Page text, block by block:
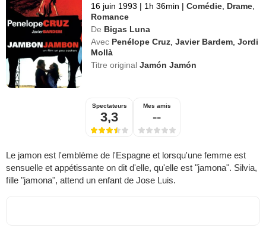
16 juin 1993 | 1h 36min | Comédie Drame
Romance
De Bigas Luna
Avec Penélope Cruz ,Javier Bardem ,Jordi
Mollà
Titre originalJamón Jamón
Spectateurs
3,3
Mes amis
--
Le jamon est l'emblème de l'Espagne et lorsqu'une femme est
sensuelle et appétissante on dit d'elle, qu'elle est "jamona". Silvia,
fille "jamona", attend un enfant de Jose Luis.